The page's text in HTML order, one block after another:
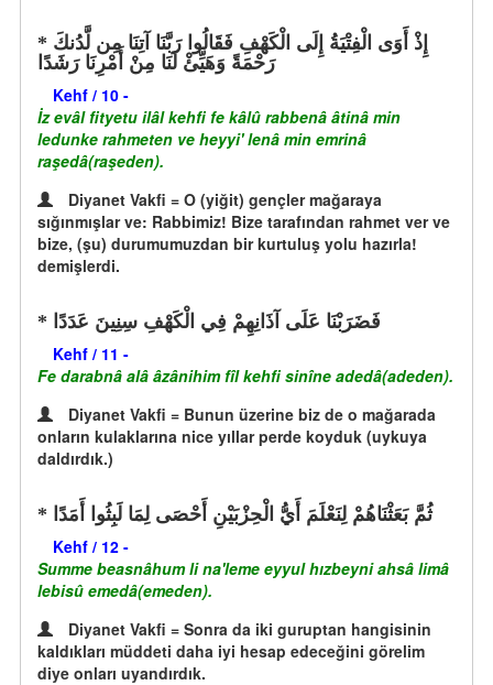
رَحْمَةً وَهَيِّئْ لَنَا مِنْ أَمْرِنَا رَشَدًا
Kehf / 10 -
İz evâl fityetu ilâl kehfi fe kâlû rabbenâ âtinâ min
ledunke rahmeten ve heyyi' lenâ min emrinâ
raşedâ(raşeden).
Diyanet Vakfi = O (yiğit) gençler mağaraya
sığınmışlar ve: Rabbimiz! Bize tarafından rahmet ver ve
bize, (şu) durumumuzdan bir kurtuluş yolu hazırla!
demişlerdi.
فَضَرَبْنَا عَلَى آذَانِهِمْ فِي الْكَهْفِ سِنِينَ عَدَدًا
Kehf / 11 -
Fe darabnâ alâ âzânihim fîl kehfi sinîne adedâ(adeden).
Diyanet Vakfi = Bunun üzerine biz de o mağarada
onların kulaklarına nice yıllar perde koyduk (uykuya
daldırdık.)
ثُمَّ بَعَثْنَاهُمْ لِنَعْلَمَ أَيُّ الْحِزْبَيْنِ أَحْصَى لِمَا لَبِثُوا أَمَدًا
Kehf / 12 -
Summe beasnâhum li na'leme eyyul hızbeyni ahsâ limâ
lebisû emedâ(emeden).
Diyanet Vakfi = Sonra da iki guruptan hangisinin
kaldıkları müddeti daha iyi hesap edeceğini görelim
diye onları uyandırdık.